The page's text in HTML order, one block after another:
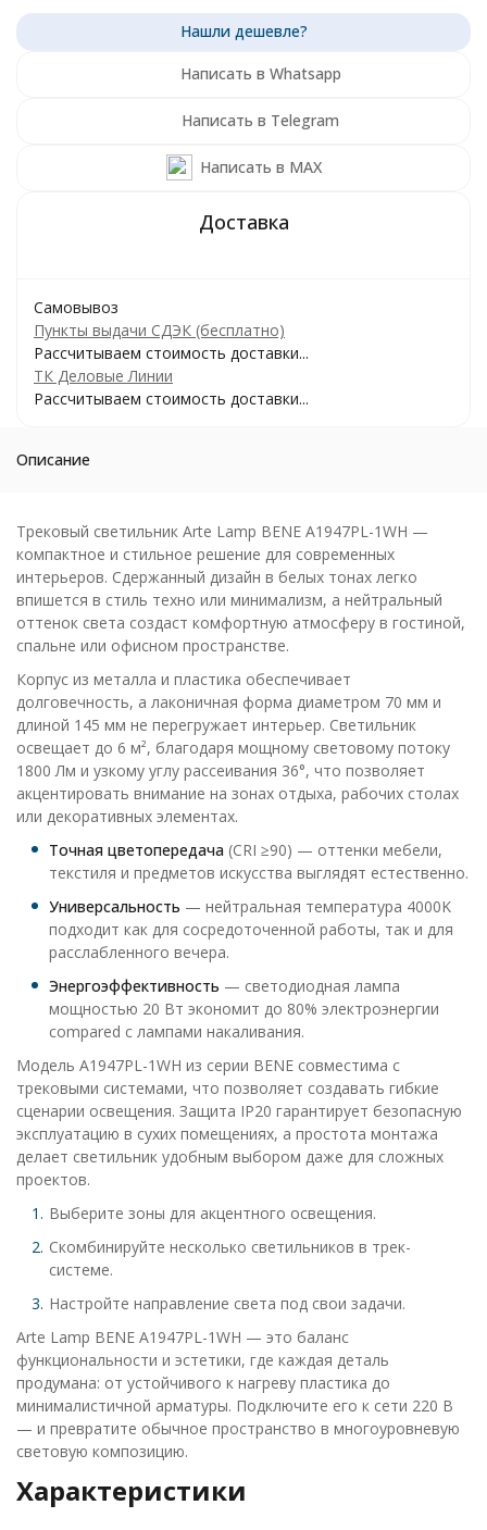
Написать в Whatsapp
Написать в Telegram
Написать в MAX
Самовывоз
Пункты выдачи СДЭК (бесплатно)
Рассчитываем стоимость доставки...
ТК Деловые Линии
Рассчитываем стоимость доставки...
Описание
Трековый светильник Arte Lamp BENE A1947PL-1WH —
компактное и стильное решение для современных
интерьеров. Сдержанный дизайн в белых тонах легко
впишется в стиль техно или минимализм, а нейтральный
оттенок света создаст комфортную атмосферу в гостиной,
спальне или офисном пространстве.
Корпус из металла и пластика обеспечивает
долговечность, а лаконичная форма диаметром 70 мм и
длиной 145 мм не перегружает интерьер. Светильник
освещает до 6 м², благодаря мощному световому потоку
1800 Лм и узкому углу рассеивания 36°, что позволяет
акцентировать внимание на зонах отдыха, рабочих столах
или декоративных элементах.
Точная цветопередача (CRI ≥90) — оттенки мебели,
текстиля и предметов искусства выглядят естественно.
Универсальность — нейтральная температура 4000K
подходит как для сосредоточенной работы, так и для
расслабленного вечера.
Энергоэффективность — светодиодная лампа
мощностью 20 Вт экономит до 80% электроэнергии
compared с лампами накаливания.
Модель A1947PL-1WH из серии BENE совместима с
трековыми системами, что позволяет создавать гибкие
сценарии освещения. Защита IP20 гарантирует безопасную
эксплуатацию в сухих помещениях, а простота монтажа
делает светильник удобным выбором даже для сложных
проектов.
Выберите зоны для акцентного освещения.
Скомбинируйте несколько светильников в трек-
системе.
Настройте направление света под свои задачи.
Arte Lamp BENE A1947PL-1WH — это баланс
функциональности и эстетики, где каждая деталь
продумана: от устойчивого к нагреву пластика до
минималистичной арматуры. Подключите его к сети 220 В
— и превратите обычное пространство в многоуровневую
световую композицию.
Характеристики